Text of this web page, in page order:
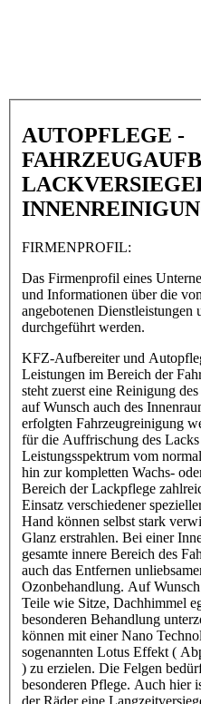
AUTOPFLEGE -
FIRMENPROFIL:
Das Firmenprofil eines
und Informationen über die
angebotenen Dienstleistungen
durchgeführt werden.
KFZ-Aufbereiter und
Leistungen im Bereich der
steht zuerst eine Reinigung
auf Wunsch auch des
erfolgten Fahrzeugreinigung
für die Auffrischung des Lacks
Leistungsspektrum vom
hin zur kompletten Wachs-
Bereich der Lackpflege
Einsatz verschiedener
Hand können selbst stark
Glanz erstrahlen. Bei einer
gesamte innere Bereich des
auch das Entfernen
Ozonbehandlung. Auf
Teile wie Sitze, Dachhimmel
besonderen Behandlung
können mit einer Nano
sogenannten Lotus Effekt (
) zu erzielen. Die Felgen
besonderen Pflege. Auch hier